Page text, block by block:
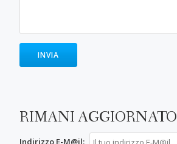
RIMANI AGGIORNATO
Indirizzo E-M@il: